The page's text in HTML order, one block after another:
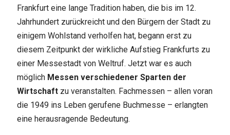
Frankfurt eine lange Tradition haben, die bis im 12.
Jahrhundert zurückreicht und den Bürgern der Stadt zu
einigem Wohlstand verholfen hat, begann erst zu
diesem Zeitpunkt der wirkliche Aufstieg Frankfurts zu
einer Messestadt von Weltruf. Jetzt war es auch
möglich Messen verschiedener Sparten der
Wirtschaftzu veranstalten. Fachmessen – allen voran
die 1949 ins Leben gerufene Buchmesse – erlangten
eine herausragende Bedeutung.